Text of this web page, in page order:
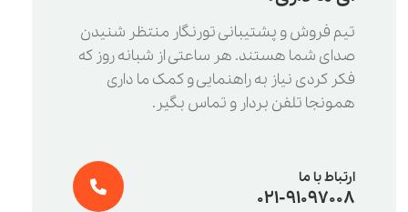
تیم فروش و پشتیبانی تورنگار منتظر شنیدن
صدای شما هستند. هر ساعتی از شبانه روز که
فکر کردی نیاز به راهنمایی و کمک ما داری
همونجا تلفن بردار و تماس بگیر.
ارتباط با ما
021-91097008